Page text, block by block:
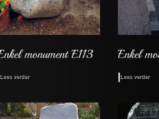
Lees verder Lees verder